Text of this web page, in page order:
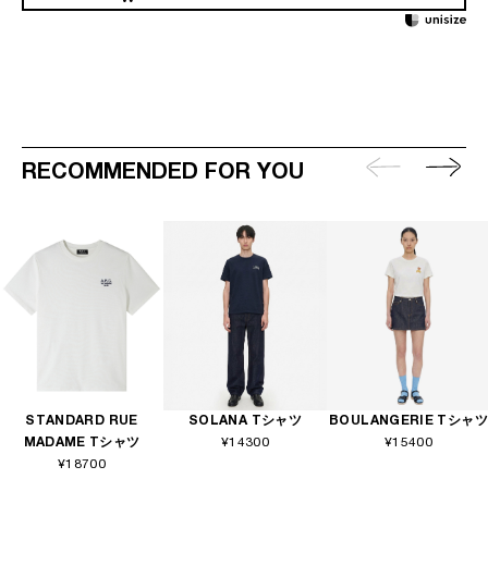
RECOMMENDED FOR YOU
STANDARD RUE
MADAME Tシャツ
¥18700
SOLANA Tシャツ
¥14300
BOULANGERIE Tシャツ
¥15400